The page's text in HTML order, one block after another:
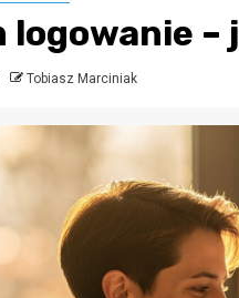
–
Tobiasz Marciniak